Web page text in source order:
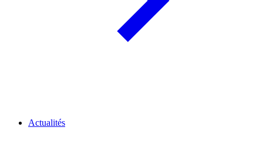
Actualités